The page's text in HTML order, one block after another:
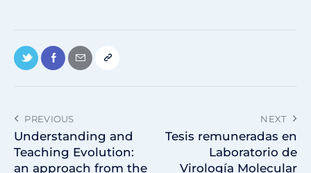
PREVIOUS
Understanding and
Teaching Evolution:
an approach from the
NEXT
Tesis remuneradas en
Laboratorio de
Virología Molecular